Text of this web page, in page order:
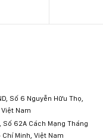
Số 6 Nguyễn Hữu Thọ,
Nam
Số 62A Cách Mạng Tháng
Minh, Việt Nam